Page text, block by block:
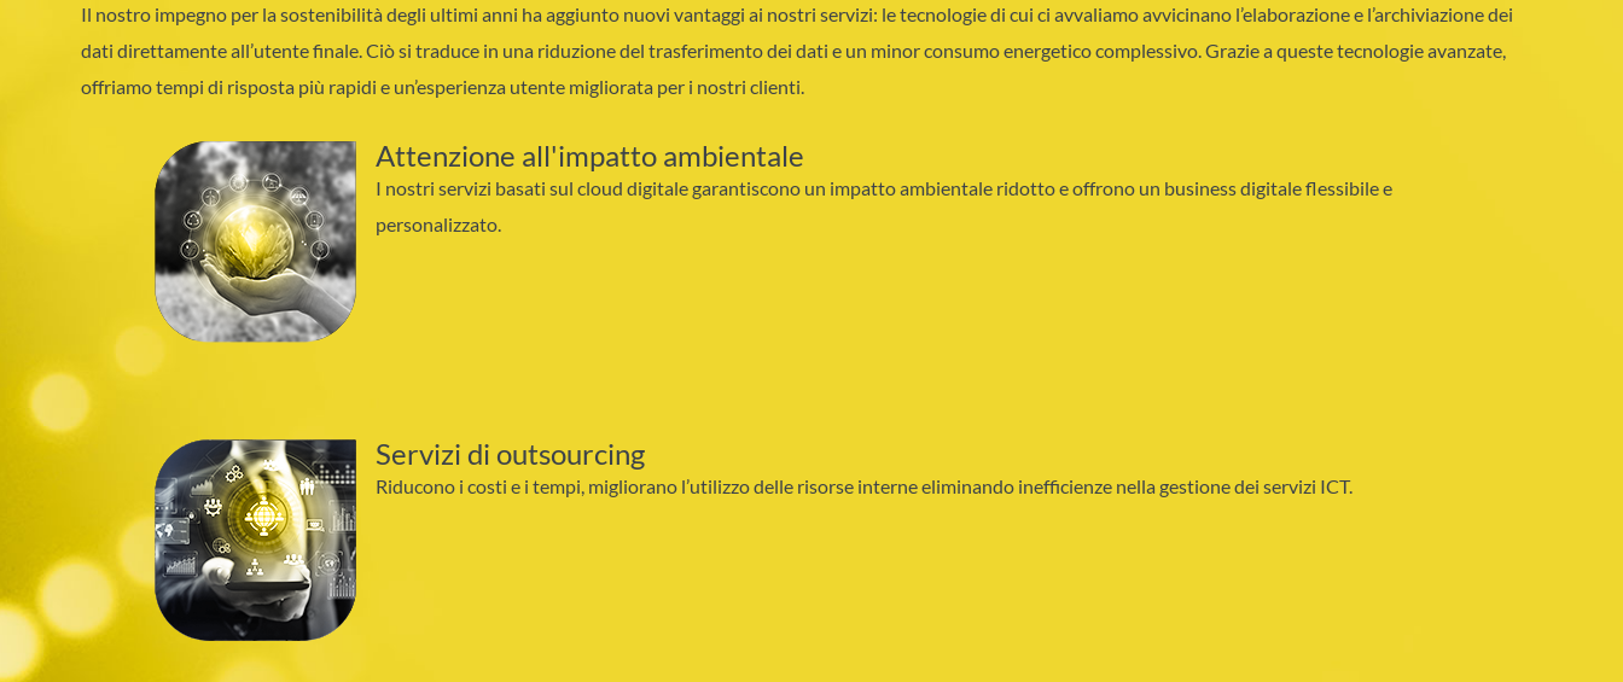
Il nostro impegno per la sostenibilità degli ultimi anni ha aggiunto nuovi vantaggi ai nostri servizi: le tecnologie di cui ci avvaliamo avvicinano l’elaborazione e l’archiviazione dei
dati direttamente all’utente finale. Ciò si traduce in una riduzione del trasferimento dei dati e un minor consumo energetico complessivo. Grazie a queste tecnologie avanzate,
offriamo tempi di risposta più rapidi e un’esperienza utente migliorata per i nostri clienti.
Attenzione all'impatto ambientale
I nostri servizi basati sul cloud digitale garantiscono un impatto ambientale ridotto e offrono un business digitale flessibile e
personalizzato.
Servizi di outsourcing
Riducono i costi e i tempi, migliorano l’utilizzo delle risorse interne eliminando inefficienze nella gestione dei servizi ICT.